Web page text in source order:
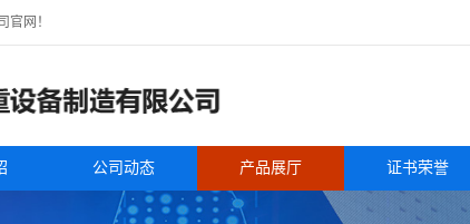
官网！
公司动态 产品展厅 证书荣誉